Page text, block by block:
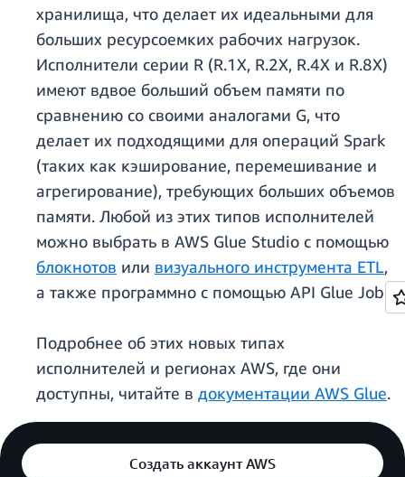
хранилища, что делает их идеальными для
больших ресурсоемких рабочих нагрузок.
Исполнители серии R (R.1X, R.2X, R.4X и R.8X)
имеют вдвое больший объем памяти по
сравнению со своими аналогами G, что
делает их подходящими для операций Spark
(таких как кэширование, перемешивание и
агрегирование), требующих больших объемов
памяти. Любой из этих типов исполнителей
можно выбрать в AWS Glue Studio с помощью
блокнотов или визуального инструмента ETL,
а также программно с помощью API Glue Job.
Подробнее об этих новых типах
исполнителей и регионах AWS, где они
доступны, читайте в документации AWS Glue.
Создать аккаунт AWS